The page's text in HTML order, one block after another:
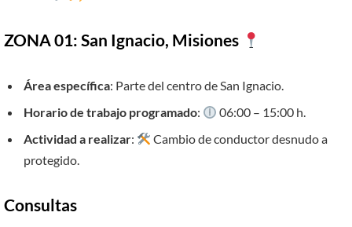
ZONA 01: San Ignacio, Misiones
Área específica: Parte del centro de San Ignacio.
Horario de trabajo programado:
06:00 – 15:00 h.
Actividad a realizar:
Cambio de conductor desnudo a
protegido.
Consultas